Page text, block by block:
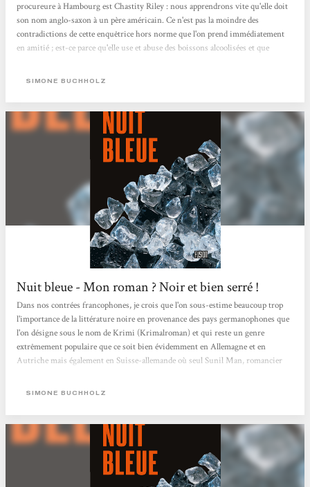
procureure à Hambourg est Chastity Riley : nous apprendrons vite qu'elle doit
son nom anglo-saxon à un père américain. Ce n'est pas la moindre des
contradictions de cette enquêtrice hors norme que l'on prend immédiatement
en amitié ; est-ce parce qu'elle use et abuse des boissons alcoolisées et que
vraiment la gueule de bois le lendemain matin ?Ou bien encore parce qu'elle
SIMONE BUCHHOLZ
Nuit bleue - Mon roman ? Noir et bien serré !
Dans nos contrées francophones, je crois que l'on sous-estime beaucoup trop
l'importance de la littérature noire en provenance des pays germanophones que
l'on désigne sous le nom de Krimi (Krimalroman) et qui reste un genre
extrêmement populaire que ce soit bien évidemment en Allemagne et en
Autriche mais également en Suisse-allemande où seul Sunil Man, romancier
Kumar qui se débat entre ses origines indiennes et sa nationalité helvétique. En
SIMONE BUCHHOLZ